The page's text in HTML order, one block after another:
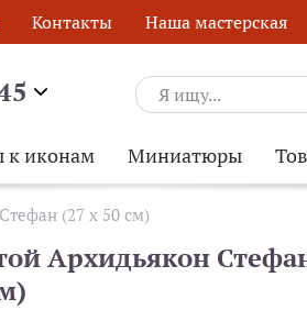
Контакты Наша мастерская
к иконам Миниатюры
(27 х 50 см)
Архидьякон